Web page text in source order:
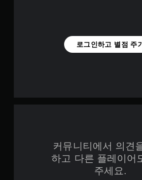
로그인하고 별점 주
커뮤니티에서 의견
하고 다른 플레이어
주세요.